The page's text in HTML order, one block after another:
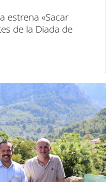
estrena «Sacar
de la Diada de